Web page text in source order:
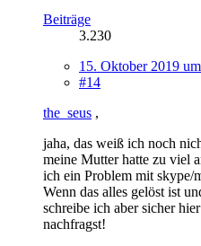
Beiträge
3.230
15. Oktober 2019
#14
the_seus ,
jaha, das weiß ich noch
meine Mutter hatte zu viel
ich ein Problem mit skype/
Wenn das alles gelöst ist
schreibe ich aber sicher
nachfragst!